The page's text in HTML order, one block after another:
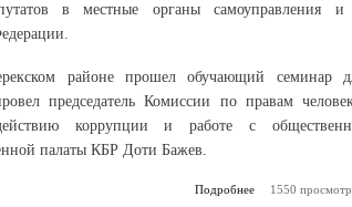
в местные органы самоуправления
районе прошел обучающий семинар
председатель Комиссии по правам
коррупции и работе с
палаты КБР Доти Бажев.
Подробнее
о В Черекском
1550